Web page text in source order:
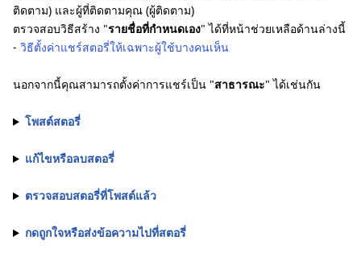
ติดตาม) และผู้ที่ติดตามคุณ (ผู้ติดตาม)
ตรวจสอบวิธีสร้าง "รายชื่อที่กำหนดเอง" ได้ที่หน้าช่วยเหลือด้านล่างนี้
- วิธีตั้งค่าแชร์สตอรี่ให้เฉพาะผู้ใช้บางคนเห็น
นอกจากนี้คุณสามารถตั้งค่าการแชร์เป็น "สาธารณะ" ได้เช่นกัน
โพสต์สตอรี่
แก้ไขหรือลบสตอรี่
ตรวจสอบสตอรี่ที่โพสต์แล้ว
กดถูกใจหรือส่งข้อความไปที่สตอรี่